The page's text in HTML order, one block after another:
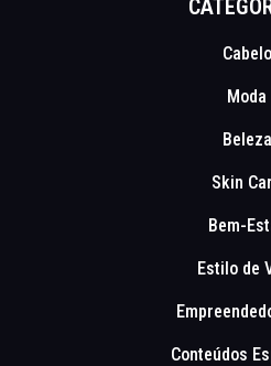
Cabelo
Moda
Beleza
Skin
Bem-
Estilo de
Conteúdos